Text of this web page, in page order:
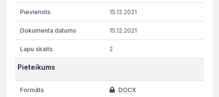
15.12.2021
15.12.2021
2
Pieteikums
DOCX